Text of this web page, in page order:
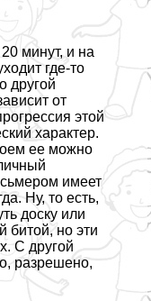
минут, и на
где-то
другой
от
этой
хаpaктер.
ее можно
имеет
Ну, то есть,
доску или
битой, но эти
С другой
разрешено,